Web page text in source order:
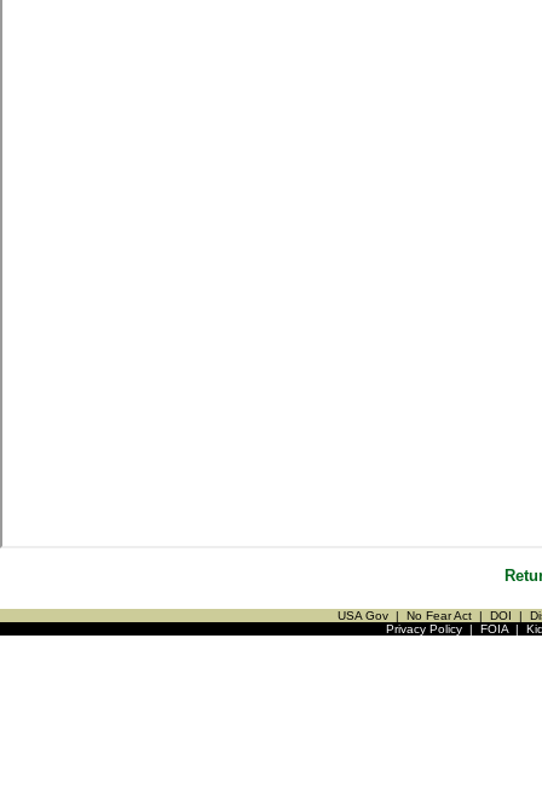
USA Gov | No Fear Act | DOI |
Privacy Policy| FOIA|